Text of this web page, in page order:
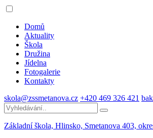
Domů
Aktuality
Škola
Družina
Jídelna
Fotogalerie
Kontakty
skola@zssmetanova.cz +420 469 326 421
Základní škola, Hlinsko, Smetanova 403,